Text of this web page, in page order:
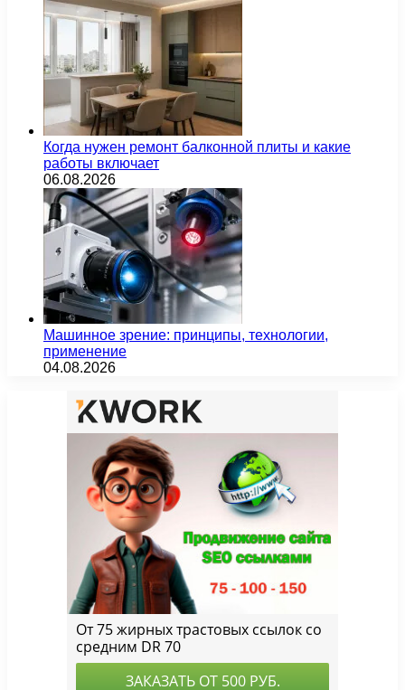
Когда нужен ремонт балконной плиты и какие
работы включает
06.08.2026
Машинное зрение: принципы, технологии,
применение
04.08.2026